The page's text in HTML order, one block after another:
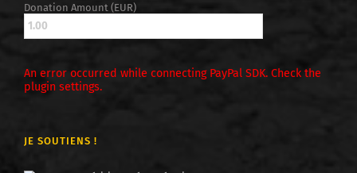
Donation Amount (EUR)
An error occurred while connecting PayPal SDK. Check the
plugin settings.
JE SOUTIENS !